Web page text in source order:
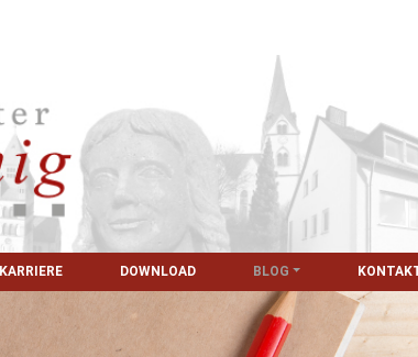
KARRIERE DOWNLOAD BLOG